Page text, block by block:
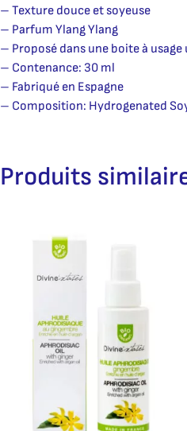
– Texture douce et soyeuse
– Parfum Ylang Ylang
– Proposé dans une boite à
– Contenance: 30 ml
– Fabriqué en Espagne
– Composition: Hydrogenated
Produits